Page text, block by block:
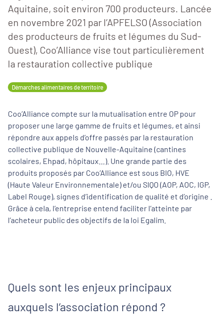
Aquitaine, soit environ 700 producteurs. Lancée
en novembre 2021 par l’APFELSO (Association
des producteurs de fruits et légumes du Sud-
Ouest), Coo’Alliance vise tout particulièrement
la restauration collective publique
Démarches alimentaires de territoire
Coo’Alliance compte sur la mutualisation entre OP pour
proposer une large gamme de fruits et légumes, et ainsi
répondre aux appels d’offre passés par la restauration
collective publique de Nouvelle-Aquitaine (cantines
scolaires, Ehpad, hôpitaux…). Une grande partie des
produits proposés par Coo’Alliance est sous BIO, HVE
(Haute Valeur Environnementale) et/ou SIQO (AOP, AOC, IGP,
Label Rouge), signes d’identification de qualité et d’origine .
Grâce à cela, l’entreprise entend faciliter l’atteinte par
l’acheteur public des objectifs de la loi Egalim.
Quels sont les enjeux principaux
auxquels l’association répond ?